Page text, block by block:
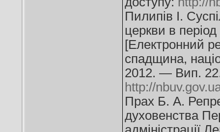
Пилипів І.
церкви в період
[Електронний
спадщина,
2012. — Вип.
http://
Прах Б. А.
духовенства